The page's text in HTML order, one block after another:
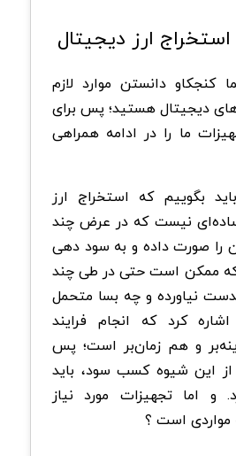
استخراج ارز دیجیتال
کنجکاو دانستن موارد لازم
دیجیتال هستید؛ پس برای
ما را در ادامه همراهی
بگوییم که استخراج ارز
نیست که در عرض چند
را صورت داده و به سود‌ دهی
که ممکن است حتی در طی چند
نیاورده و چه بسا متحمل
کرد که انجام فرایند
و هم زمان‌بر است؛ پس
از این شیوه کسب سود، باید
و اما تجهیزات مورد نیاز
است ؟